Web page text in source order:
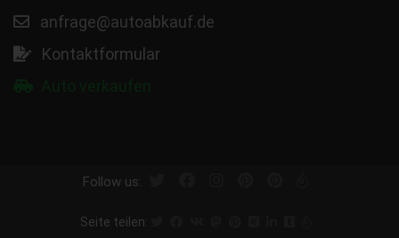
anfrage@autoabkauf.de
Kontaktformular
Follow us:
Seite teilen: